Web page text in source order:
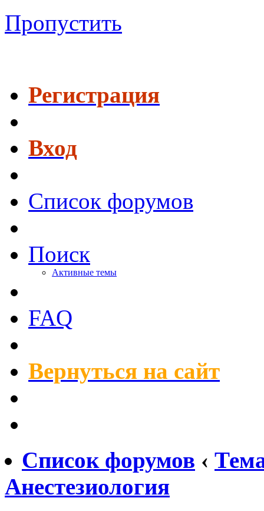
Пропустить
Регистрация
Вход
Список форумов
Поиск
Активные темы
FAQ
Вернуться на сайт
Список форумов ‹
Анестезиология